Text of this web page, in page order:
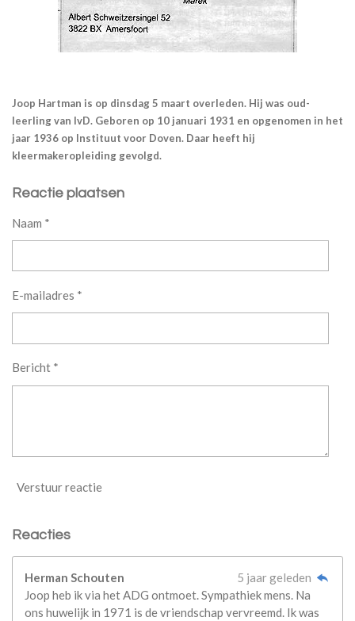
Joop Hartman is op dinsdag 5 maart overleden. Hij was oud-
leerling van IvD. Geboren op 10 januari 1931 en opgenomen in het
jaar 1936 op Instituut voor Doven. Daar heeft hij
kleermakeropleiding gevolgd.
Reactie plaatsen
Naam *
E-mailadres *
Bericht *
Verstuur reactie
Reacties
Herman Schouten
5 jaar geleden
Joop heb ik via het ADG ontmoet. Sympathiek mens. Na
ons huwelijk in 1971 is de vriendschap vervreemd. Ik was